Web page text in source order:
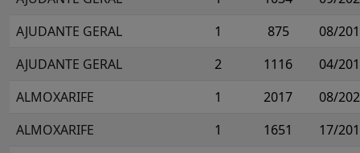
AJUDANTE GERAL
1 875
08/
AJUDANTE GERAL
2 1116
04/
ALMOXARIFE
1 2017
08/
ALMOXARIFE
1 1651
17/